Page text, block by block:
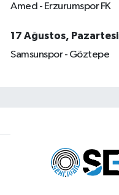
Amed - Erzurumspor FK
17 Ağustos, Pazartesi
Samsunspor - Göztepe